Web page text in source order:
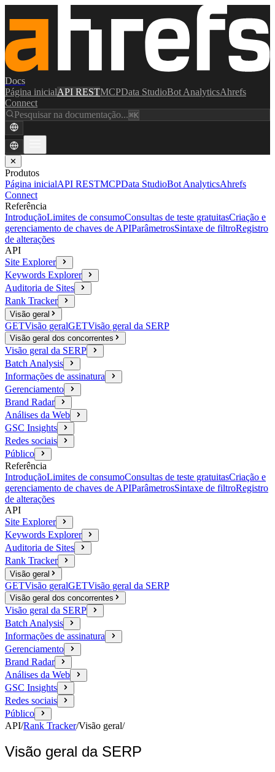
Docs
Página inicialAPI RESTMCPData StudioBot AnalyticsAhrefs
Connect
Pesquisar na documentação...⌘K
✕
Produtos
Página inicialAPI RESTMCPData StudioBot AnalyticsAhrefs
Connect
Referência
IntroduçãoLimites de consumoConsultas de teste gratuitasCriação e
gerenciamento de chaves de APIParâmetrosSintaxe de filtroRegistro
de alterações
API
Site Explorer
Keywords Explorer
Auditoria de Sites
Rank Tracker
Visão geral
GETVisão geralGETVisão geral da SERP
Visão geral dos concorrentes
Visão geral da SERP
Batch Analysis
Informações de assinatura
Gerenciamento
Brand Radar
Análises da Web
GSC Insights
Redes sociais
Público
Referência
IntroduçãoLimites de consumoConsultas de teste gratuitasCriação e
gerenciamento de chaves de APIParâmetrosSintaxe de filtroRegistro
de alterações
API
Site Explorer
Keywords Explorer
Auditoria de Sites
Rank Tracker
Visão geral
GETVisão geralGETVisão geral da SERP
Visão geral dos concorrentes
Visão geral da SERP
Batch Analysis
Informações de assinatura
Gerenciamento
Brand Radar
Análises da Web
GSC Insights
Redes sociais
Público
API/Rank Tracker/Visão geral/
Visão geral da SERP